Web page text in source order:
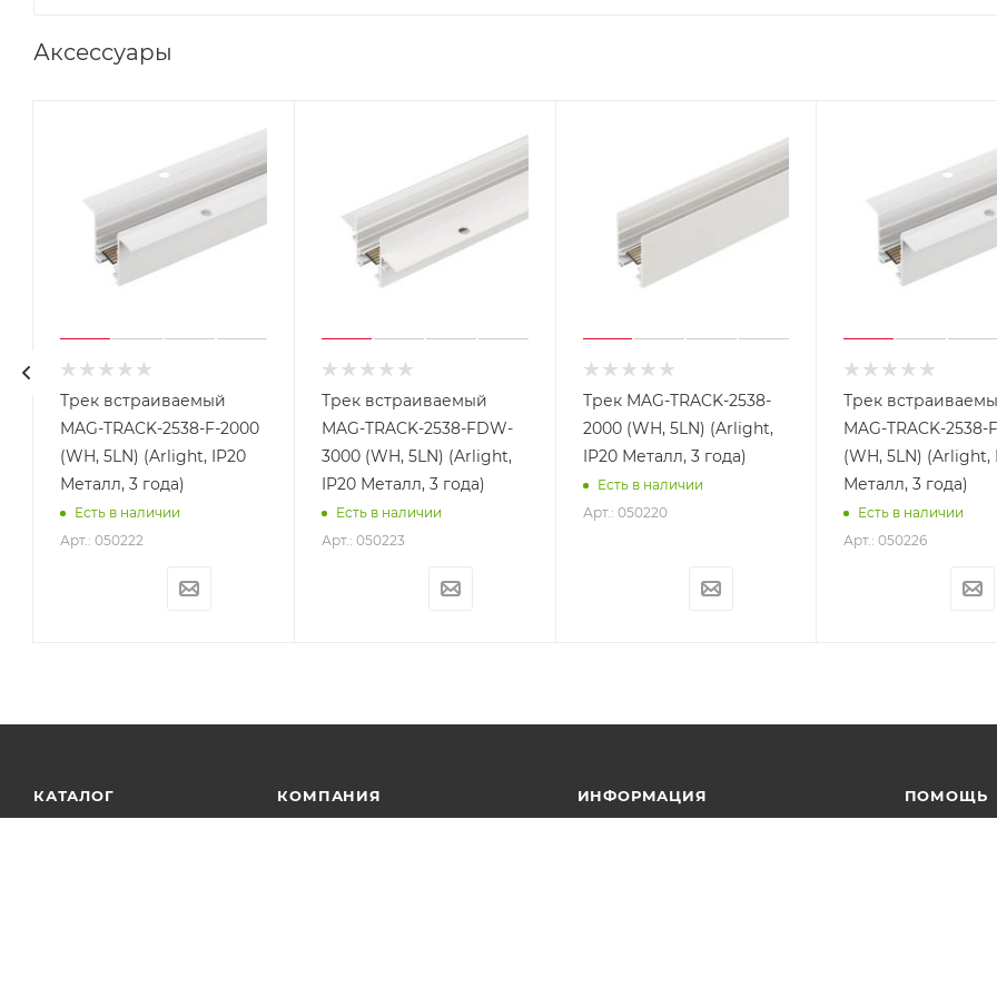
Аксессуары
Трек встраиваемый
MAG-TRACK-2538-F-2000
(WH, 5LN) (Arlight, IP20
Металл, 3 года)
Есть в наличии
Арт.: 050222
Трек встраиваемый
MAG-TRACK-2538-FDW-
3000 (WH, 5LN) (Arlight,
IP20 Металл, 3 года)
Есть в наличии
Арт.: 050223
Трек MAG-TRACK-2538-
2000 (WH, 5LN) (Arlight,
IP20 Металл, 3 года)
Есть в наличии
Арт.: 050220
Трек
MAG-TRACK-2538-
(WH, 5LN) (Arlight,
Металл, 3 года)
Есть в наличии
Арт.: 050226
КАТАЛОГ КОМПАНИЯ ИНФОРМАЦИЯ ПОМОЩЬ